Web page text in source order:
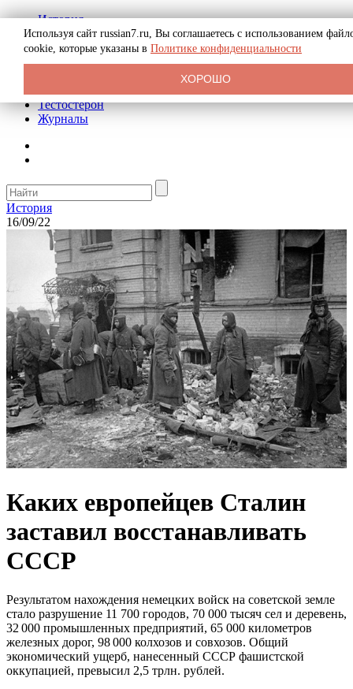
История
Биография
Криминал
Реклама на сайте
Тестостерон
Журналы
История
16/09/22
Каких европейцев Сталин
заставил восстанавливать
СССР
Результатом нахождения немецких войск на советской земле
стало разрушение 11 700 городов, 70 000 тысяч сел и деревень,
32 000 промышленных предприятий, 65 000 километров
железных дорог, 98 000 колхозов и совхозов. Общий
экономический ущерб, нанесенный СССР фашистской
оккупацией, превысил 2,5 трлн. рублей.
Используя сайт russian7.ru, Вы соглашаетесь с использованием
cookie, которые указаны в Политике конфиденциальности
ХОРОШО